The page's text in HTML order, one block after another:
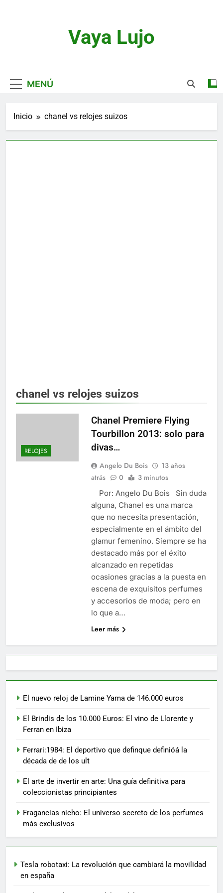
Vaya Lujo
MENÚ
Inicio chanel vs relojes suizos
chanel vs relojes suizos
RELOJES
Chanel Premiere Flying
Tourbillon 2013: solo para
divas…
Angelo Du Bois
13 años
atrás
0 3 minutos
Por: Angelo Du Bois Sin duda
alguna, Chanel es una marca
que no necesita presentación,
especialmente en el ámbito del
glamur femenino. Siempre se ha
destacado más por el éxito
alcanzado en repetidas
ocasiones gracias a la puesta en
escena de exquisitos perfumes
y accesorios de moda; pero en
lo que a…
Leer más
El nuevo reloj de Lamine Yama de 146.000 euros
El Brindis de los 10.000 Euros: El vino de Llorente y
Ferran en Ibiza
Ferrari:1984: El deportivo que definque definióá la
década de de los ult
El arte de invertir en arte: Una guía definitiva para
coleccionistas principiantes
Fragancias nicho: El universo secreto de los perfumes
más exclusivos
Tesla robotaxi: La revolución que cambiará la movilidad
en españa